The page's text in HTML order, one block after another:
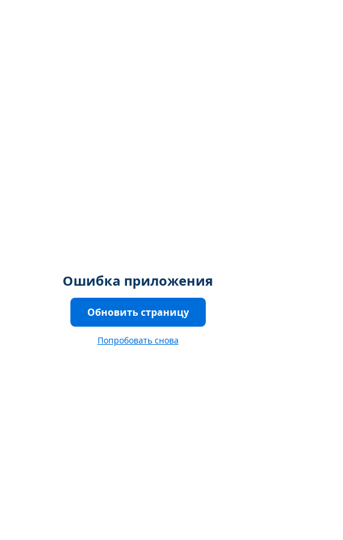
Ошибка приложения
Обновить страницу
Попробовать снова